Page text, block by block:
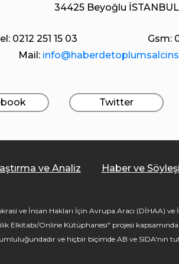
34425 Beyoğlu İSTANBUL
0212 251 15 03
Gsm:
Mail:
Twitter
ve Analiz Haber ve
ve İnsan Hakları İçin Avrupa Aracı (DİHAA) ve
Elkitabı/Online Kütüphanesi" projesi
ve hiçbir biçimde AB ve SIDA'nın